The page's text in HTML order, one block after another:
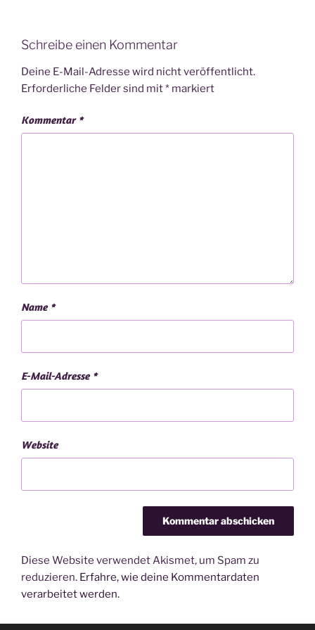
Schreibe einen Kommentar
Deine E-Mail-Adresse wird nicht veröffentlicht.
Erforderliche Felder sind mit* markiert
Kommentar *
Name *
E-Mail-Adresse *
Website
Diese Website verwendet Akismet, um Spam zu
reduzieren. Erfahre, wie deine Kommentardaten
verarbeitet werden.